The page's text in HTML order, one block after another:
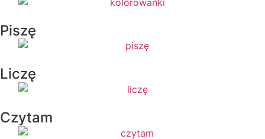
Piszę
Liczę
Czytam